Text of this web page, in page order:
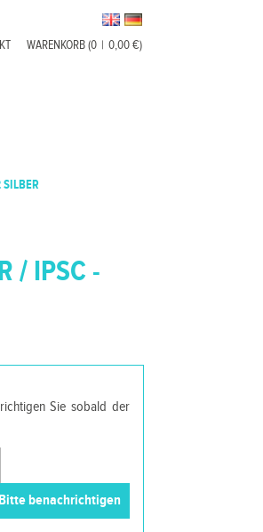
WARENKORB (0 | 0,00 €)
SILBER
/ IPSC -
Sie sobald der